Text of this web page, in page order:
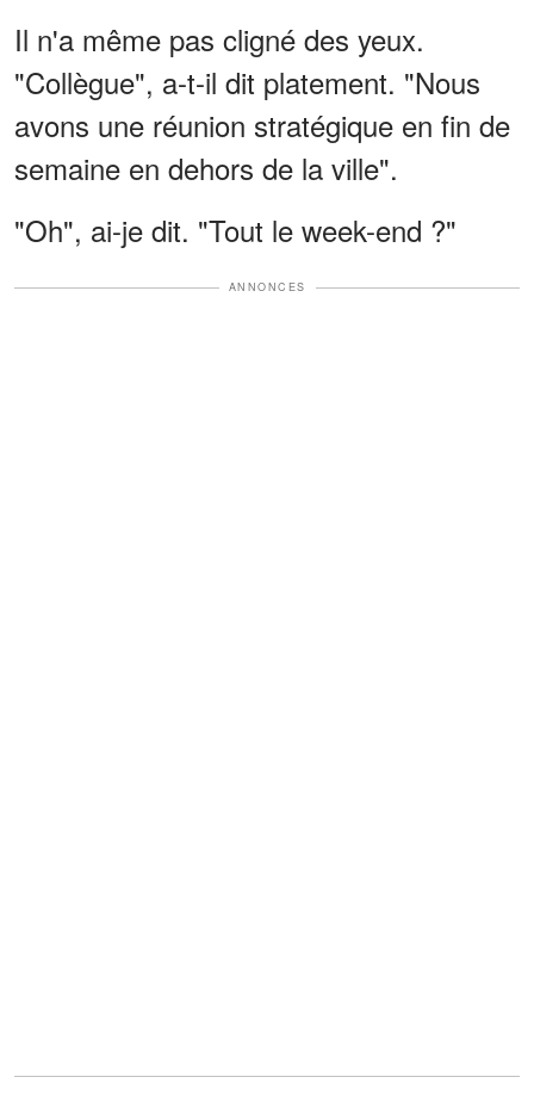
Il n'a même pas cligné des yeux.
"Collègue", a-t-il dit platement. "Nous
avons une réunion stratégique en fin de
semaine en dehors de la ville".
"Oh", ai-je dit. "Tout le week-end ?"
ANNONCES